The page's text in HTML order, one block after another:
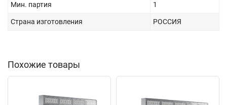
Мин. партия 1
Страна изготовления РОССИЯ
Похожие товары